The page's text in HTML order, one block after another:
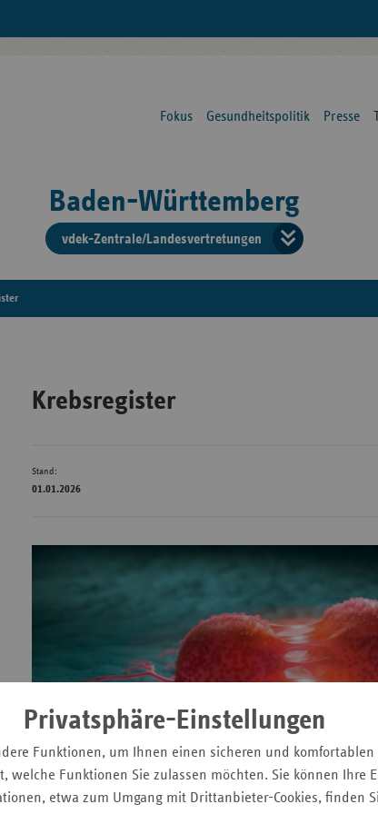
Privatsphäre-Einstellungen
Funktionen, um Ihnen einen sicheren und
welche Funktionen Sie zulassen möchten. Sie können Ihre
etwa zum Umgang mit Drittanbieter-Cookies, finden
Fokus Gesundheitspolitik Presse
Baden-Württemberg
vdek-Zentrale/Landesvertretungen
der
Krebsregister
Stand:
01.01.2026